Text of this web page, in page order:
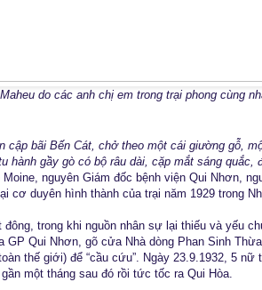
do các anh chị em trong trại phong cùng
cập bãi Bến Cát, chở theo một cái giường gỗ,
hành gầy gò có bộ râu dài, cặp mắt sáng quắc,
Moine, nguyên Giám đốc bệnh viện Qui Nhơn,
cơ duyên hình thành của trại năm 1929 trong
trong khi nguồn nhân sự lại thiếu và yếu
GP Qui Nhơn, gõ cửa Nhà dòng Phan Sinh
thế giới) để “cầu cứu”. Ngày 23.9.1932, 5 nữ
một tháng sau đó rồi tức tốc ra Qui Hòa.